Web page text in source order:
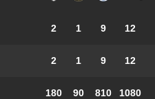
2 1 9 12
2 1 9 12
180 90 810 1080